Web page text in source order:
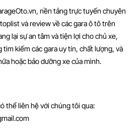
nền tảng trực tuyến chuyên
và review về các gara ô tô trên
lại sự an tâm và tiện lợi cho chủ xe,
kiếm các gara uy tín, chất lượng, và
hoặc bảo dưỡng xe của mình.
thể liên hệ với chúng tôi qua: